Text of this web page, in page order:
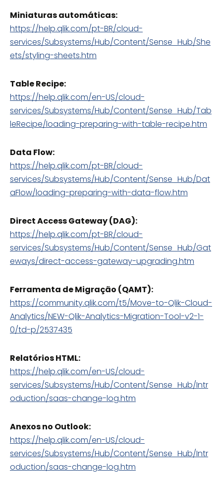
Miniaturas automáticas:
https://help.qlik.com/pt-BR/cloud-
services/Subsystems/Hub/Content/Sense_Hub/She
ets/styling-sheets.htm
Table Recipe:
https://help.qlik.com/en-US/cloud-
services/Subsystems/Hub/Content/Sense_Hub/Tab
leRecipe/loading-preparing-with-table-recipe.htm
Data Flow:
https://help.qlik.com/pt-BR/cloud-
services/Subsystems/Hub/Content/Sense_Hub/Dat
aFlow/loading-preparing-with-data-flow.htm
Direct Access Gateway (DAG):
https://help.qlik.com/pt-BR/cloud-
services/Subsystems/Hub/Content/Sense_Hub/Gat
eways/direct-access-gateway-upgrading.htm
Ferramenta de Migração (QAMT):
https://community.qlik.com/t5/Move-to-Qlik-Cloud-
Analytics/NEW-Qlik-Analytics-Migration-Tool-v2-1-
0/td-p/2537435
Relatórios HTML:
https://help.qlik.com/en-US/cloud-
services/Subsystems/Hub/Content/Sense_Hub/Intr
oduction/saas-change-log.htm
Anexos no Outlook:
https://help.qlik.com/en-US/cloud-
services/Subsystems/Hub/Content/Sense_Hub/Intr
oduction/saas-change-log.htm